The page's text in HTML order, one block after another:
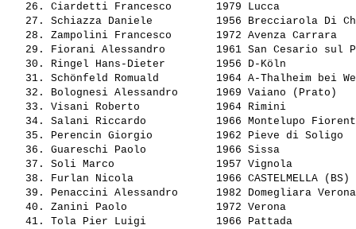
   26.
Ciardetti Francesco
1979 Lucca
   27.
Schiazza Daniele
1956 Brecciarola
   28.
Zampolini Francesco
1972 Avenza
   29.
Fiorani Alessandro
1961 San Cesario
   30.
Ringel Hans-Dieter
1956 D-Köln
   31.
Schönfeld Romuald
1964 A-Thalheim
   32.
Bolognesi Alessandro
1969 Vaiano
   33.
Visani Roberto
1964 Rimini
   34.
Salani Riccardo
1966 Montelupo
   35.
Perencin Giorgio
1962 Pieve di
   36.
Guareschi Paolo
1966 Sissa
   37.
Soli Marco
1957 Vignola
   38.
Furlan Nicola
1966
   39.
Penaccini Alessandro
1982 Domegliara
   40.
Zanini Paolo
1972 Verona
   41.
Tola Pier Luigi
1966 Pattada